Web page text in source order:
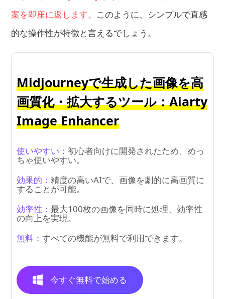
案を即座に返します。 このように、シンプルで直感
的な操作性が特徴と言えるでしょう。
Midjourneyで生成した画像を高
画質化・拡大するツール：Aiarty
Image Enhancer
使いやすい：初心者向けに開発されたため、めっ
ちゃ使いやすい。
効果的：精度の高いAIで、画像を劇的に高画質に
することが可能。
効率性：最大100枚の画像を同時に処理、効率性
の向上を実現。
無料：すべての機能が無料で利用できます。
今すぐ無料で始める